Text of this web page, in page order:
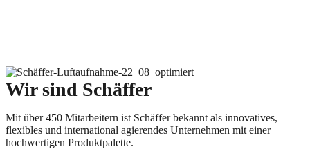
Wir sind Schäffer
Mit über 450 Mitarbeitern ist Schäffer bekannt als innovatives,
flexibles und international agierendes Unternehmen mit einer
hochwertigen Produktpalette.